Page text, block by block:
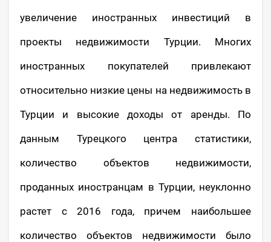
увеличение иностранных инвестиций в
проекты недвижимости Турции. Многих
иностранных покупателей привлекают
относительно низкие цены на недвижимость в
Турции и высокие доходы от аренды. По
данным Турецкого центра статистики,
количество объектов недвижимости,
проданных иностранцам в Турции, неуклонно
растет с 2016 года, причем наибольшее
количество объектов недвижимости было